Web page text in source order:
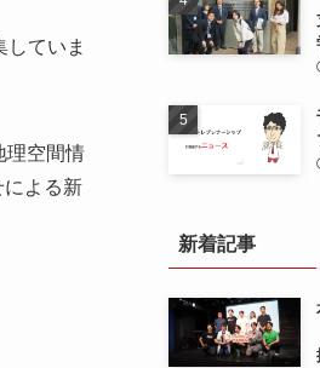
していま
理空間情
よる新
新着記事